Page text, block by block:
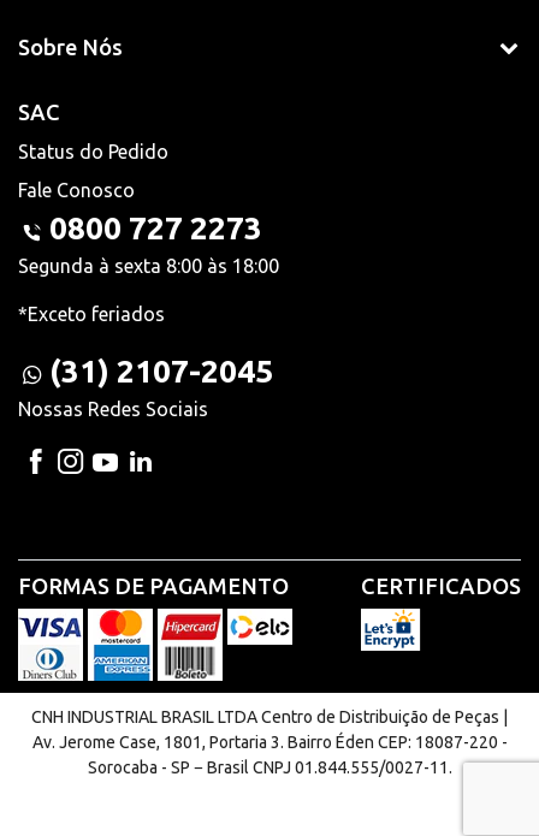
Sobre Nós
SAC
Status do Pedido
Fale Conosco
0800 727 2273
Segunda à sexta 8:00 às 18:00
*Exceto feriados
(31) 2107-2045
Nossas Redes Sociais
FORMAS DE PAGAMENTO CERTIFICADOS
CNH INDUSTRIAL BRASIL LTDA Centro de Distribuição de Peças |
Av. Jerome Case, 1801, Portaria 3. Bairro Éden CEP: 18087-220 -
Sorocaba - SP − Brasil CNPJ 01.844.555/0027-11.